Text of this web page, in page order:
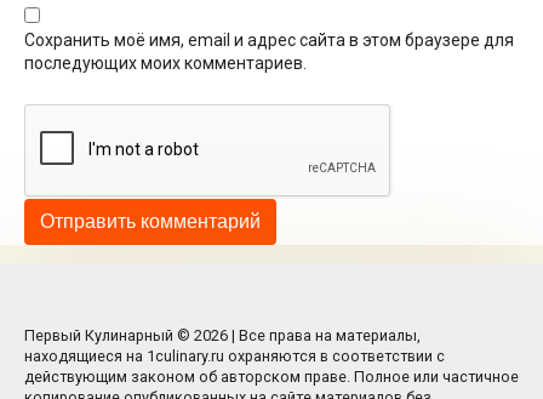
Сохранить моё имя, email и адрес сайта в этом браузере для
последующих моих комментариев.
Первый Кулинарный © 2026 | Все права на материалы,
находящиеся на 1culinary.ru охраняются в соответствии с
действующим законом об авторском праве. Полное или частичное